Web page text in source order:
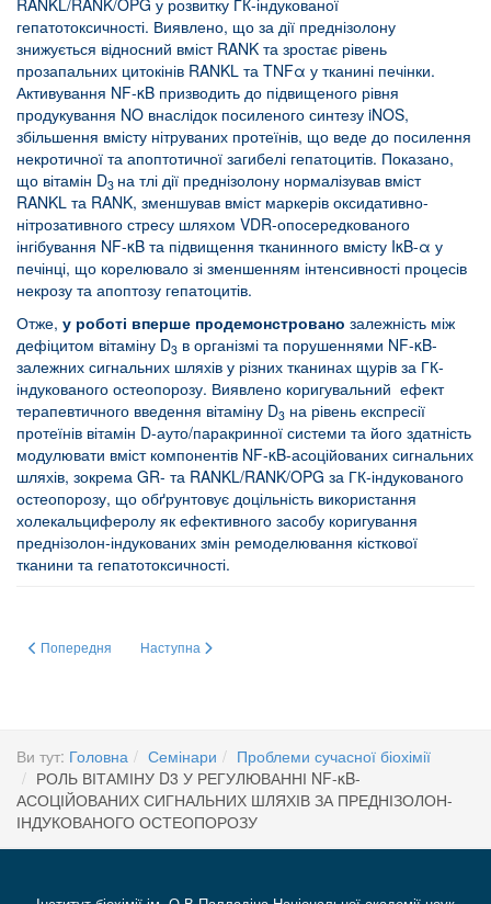
RANKL/RANK/OPG у розвитку ГК-індукованої
гепатотоксичності. Виявлено, що за дії преднізолону
знижується відносний вміст RANK та зростає рівень
прозапальних цитокінів RANKL та TNFα у тканині печінки.
Активування NF-κB призводить до підвищеного рівня
продукування NO внаслідок посиленого синтезу iNOS,
збільшення вмісту нітруваних протеїнів, що веде до посилення
некротичної та апоптотичної загибелі гепатоцитів. Показано,
що вітамін D3 на тлі дії преднізолону нормалізував вміст
RANKL та RANK, зменшував вміст маркерів оксидативно-
нітрозативного стресу шляхом VDR-опосередкованого
інгібування NF-κB та підвищення тканинного вмісту IκB-α у
печінці, що корелювало зі зменшенням інтенсивності процесів
некрозу та апоптозу гепатоцитів.
Отже, у роботі вперше продемонстровано залежність між
дефіцитом вітаміну D3 в організмі та порушеннями NF-κB-
залежних сигнальних шляхів у різних тканинах щурів за ГК-
індукованого остеопорозу. Виявлено коригувальний ефект
терапевтичного введення вітаміну D3 на рівень експресії
протеїнів вітамін D-ауто/паракринної системи та його здатність
модулювати вміст компонентів NF-κB-асоційованих сигнальних
шляхів, зокрема GR- та RANKL/RANK/OPG за ГК-індукованого
остеопорозу, що обґрунтовує доцільність використання
холекальциферолу як ефективного засобу коригування
преднізолон-індукованих змін ремоделювання кісткової
тканини та гепатотоксичності.
Попередня стаття: РОЛЬ СИГНАЛЬНОГО ШЛЯХУ ERN1 У РЕГУЛЯЦІЇ
Попередня Наступна стаття: Біологічні властивості
Наступна
Ви тут: Головна Семінари
Проблеми сучасної біохімії
РОЛЬ ВІТАМІНУ D3 У РЕГУЛЮВАННІ NF-κB-
АСОЦІЙОВАНИХ СИГНАЛЬНИХ ШЛЯХІВ ЗА ПРЕДНІЗОЛОН-
ІНДУКОВАНОГО ОСТЕОПОРОЗУ